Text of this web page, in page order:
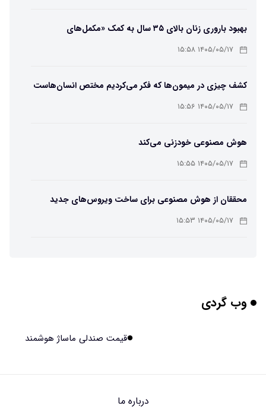
بهبود باروری زنان بالای ۳۵ سال به کمک «مکمل‌های
باکتریایی»
۱۴۰۵/۰۵/۱۷ ۱۵:۵۸
کشف چیزی در میمون‌ها که فکر می‌کردیم مختص انسان‌هاست
۱۴۰۵/۰۵/۱۷ ۱۵:۵۶
هوش مصنوعی خودزنی می‌کند
۱۴۰۵/۰۵/۱۷ ۱۵:۵۵
محققان از هوش مصنوعی برای ساخت ویروس‌های جدید
استفاده کردند
۱۴۰۵/۰۵/۱۷ ۱۵:۵۳
مریخ‌نورد ناسا به ماه فرستاده می‌شود
وب گردی
قیمت صندلی ماساژ هوشمند
درباره ما